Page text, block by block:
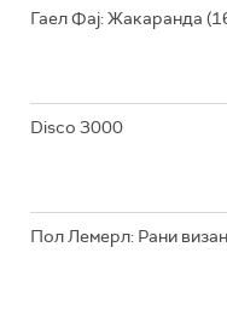
Гаел Фај: Жакаранда
Disco 3000
Пол Лемерл: Рани